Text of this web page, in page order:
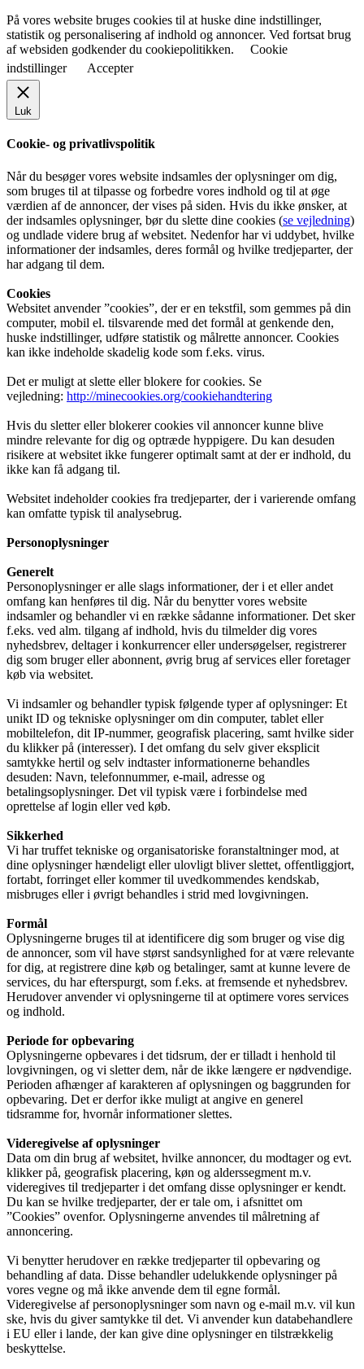
På vores website bruges cookies til at huske dine indstillinger,
statistik og personalisering af indhold og annoncer. Ved fortsat brug
af websiden godkender du cookiepolitikken.
Cookie
indstillinger
Accepter
Luk
Cookie- og privatlivspolitik
Når du besøger vores website indsamles der oplysninger om dig,
som bruges til at tilpasse og forbedre vores indhold og til at øge
værdien af de annoncer, der vises på siden. Hvis du ikke ønsker, at
der indsamles oplysninger, bør du slette dine cookies (se vejledning)
og undlade videre brug af websitet. Nedenfor har vi uddybet, hvilke
informationer der indsamles, deres formål og hvilke tredjeparter, der
har adgang til dem.
Cookies
Websitet anvender ”cookies”, der er en tekstfil, som gemmes på din
computer, mobil el. tilsvarende med det formål at genkende den,
huske indstillinger, udføre statistik og målrette annoncer. Cookies
kan ikke indeholde skadelig kode som f.eks. virus.
Det er muligt at slette eller blokere for cookies. Se
vejledning: http://minecookies.org/cookiehandtering
Hvis du sletter eller blokerer cookies vil annoncer kunne blive
mindre relevante for dig og optræde hyppigere. Du kan desuden
risikere at websitet ikke fungerer optimalt samt at der er indhold, du
ikke kan få adgang til.
Websitet indeholder cookies fra tredjeparter, der i varierende omfang
kan omfatte typisk til analysebrug.
Personoplysninger
Generelt
Personoplysninger er alle slags informationer, der i et eller andet
omfang kan henføres til dig. Når du benytter vores website
indsamler og behandler vi en række sådanne informationer. Det sker
f.eks. ved alm. tilgang af indhold, hvis du tilmelder dig vores
nyhedsbrev, deltager i konkurrencer eller undersøgelser, registrerer
dig som bruger eller abonnent, øvrig brug af services eller foretager
køb via websitet.
Vi indsamler og behandler typisk følgende typer af oplysninger: Et
unikt ID og tekniske oplysninger om din computer, tablet eller
mobiltelefon, dit IP-nummer, geografisk placering, samt hvilke sider
du klikker på (interesser). I det omfang du selv giver eksplicit
samtykke hertil og selv indtaster informationerne behandles
desuden: Navn, telefonnummer, e-mail, adresse og
betalingsoplysninger. Det vil typisk være i forbindelse med
oprettelse af login eller ved køb.
Sikkerhed
Vi har truffet tekniske og organisatoriske foranstaltninger mod, at
dine oplysninger hændeligt eller ulovligt bliver slettet, offentliggjort,
fortabt, forringet eller kommer til uvedkommendes kendskab,
misbruges eller i øvrigt behandles i strid med lovgivningen.
Formål
Oplysningerne bruges til at identificere dig som bruger og vise dig
de annoncer, som vil have størst sandsynlighed for at være relevante
for dig, at registrere dine køb og betalinger, samt at kunne levere de
services, du har efterspurgt, som f.eks. at fremsende et nyhedsbrev.
Herudover anvender vi oplysningerne til at optimere vores services
og indhold.
Periode for opbevaring
Oplysningerne opbevares i det tidsrum, der er tilladt i henhold til
lovgivningen, og vi sletter dem, når de ikke længere er nødvendige.
Perioden afhænger af karakteren af oplysningen og baggrunden for
opbevaring. Det er derfor ikke muligt at angive en generel
tidsramme for, hvornår informationer slettes.
Videregivelse af oplysninger
Data om din brug af websitet, hvilke annoncer, du modtager og evt.
klikker på, geografisk placering, køn og alderssegment m.v.
videregives til tredjeparter i det omfang disse oplysninger er kendt.
Du kan se hvilke tredjeparter, der er tale om, i afsnittet om
”Cookies” ovenfor. Oplysningerne anvendes til målretning af
annoncering.
Vi benytter herudover en række tredjeparter til opbevaring og
behandling af data. Disse behandler udelukkende oplysninger på
vores vegne og må ikke anvende dem til egne formål.
Videregivelse af personoplysninger som navn og e-mail m.v. vil kun
ske, hvis du giver samtykke til det. Vi anvender kun databehandlere
i EU eller i lande, der kan give dine oplysninger en tilstrækkelig
beskyttelse.